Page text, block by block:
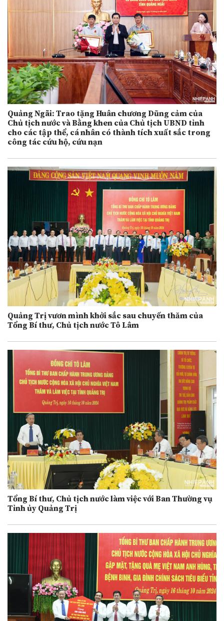
Quảng Ngãi: Trao tặng Huân chương Dũng cảm của
Chủ tịch nước và Bằng khen của Chủ tịch UBND tỉnh
cho các tập thể, cá nhân có thành tích xuất sắc trong
công tác cứu hộ, cứu nạn
Quảng Trị vươn mình khởi sắc sau chuyến thăm của
Tổng Bí thư, Chủ tịch nước Tô Lâm
Tổng Bí thư, Chủ tịch nước làm việc với Ban Thường vụ
Tỉnh ủy Quảng Trị